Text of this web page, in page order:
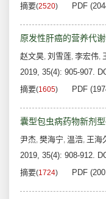
摘要(2520) PDF
原发性肝癌的营养代
赵文昊, 刘雪莲, 李宏伟,
2019, 35(4): 905-907.
摘要(1605) PDF
囊型包虫病药物新剂
尹杰, 樊海宁, 温浩, 王海
2019, 35(4): 908-912.
摘要(1724) PDF